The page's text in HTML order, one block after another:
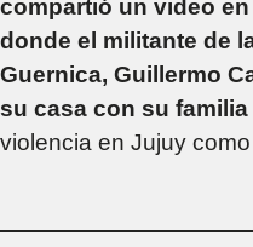
compartió un video
donde el militante de
Guernica, Guillermo
su casa con su familia
violencia en Jujuy